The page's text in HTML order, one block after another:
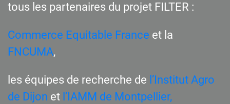
tous les partenaires du projet FILTER :
Commerce Equitable France et la
FNCUMA,
les équipes de recherche de l’Institut Agro
de Dijon et l’IAMM de Montpellier,